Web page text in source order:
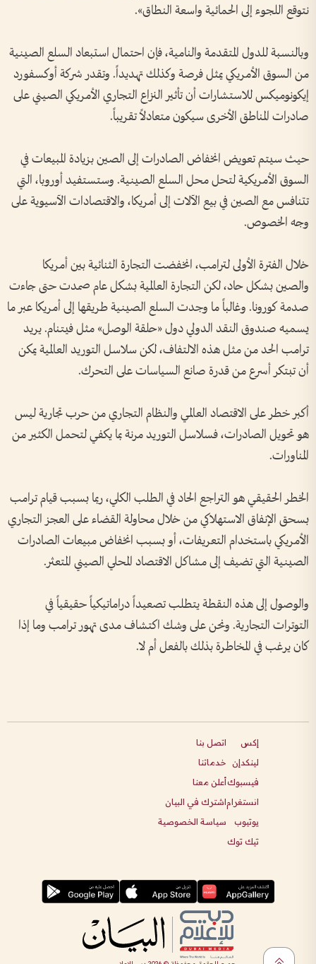
نتوقع اللجوء إلى الحمائية واسعة النطاق».
وبالنسبة للدول المتقدمة والنامية، فإن احتمال استبعاد السلع الصينية
من السوق الأمريكي يمثل فرصة وكذلك تهديداً. وتقدر شركة أوكسفورد
إيكونوميكس للاستشارات أن تأثير النزاع التجاري الأمريكي الصيني على
صادرات المناطق الأخرى سيكون متعادلاً تقريباً.
حيث سيتم تعويض انخفاض الصادرات إلى الصين بزيادة المبيعات في
السوق الأمريكية لتحل محل السلع الصينية. وستستفيد أوروبا، التي
تتنافس مع الصين في بيع الآلات إلى أمريكا، والاقتصادات الآسيوية على
وجه الخصوص.
خلال الفترة الأولى لترامب، انخفضت التجارة الثنائية بين أمريكا
والصين بشكل حاد، لكن التجارة العالمية بشكل عام صمدت حتى جاءت
صدمة كورونا. وغالباً ما وجدت السلع الصينية طريقها إلى أمريكا عبر ما
يسميه صندوق النقد الدولي دول «حلقة الوصل» مثل فيتنام. يريد
ترامب الحد من مثل هذه الالتفاف، لكن سلاسل التوريد العالمية يمكن
أن تبتكر أسرع من قدرة صانع السياسات على التحرك.
أكبر خطر على الاقتصاد العالمي والنظام التجاري من حرب تجارية ليس
هو تحويل الصادرات، فسلاسل التوريد مرنة بما يكفي لتحمل الكثير من
المناورات.
الخطر الحقيقي هو التراجع الحاد في الطلب الكلي، ربما بسبب قيام ترامب
بسحق الإنفاق الاستهلاكي من خلال محاولة القضاء على العجز التجاري
الأمريكي باستخدام التعريفات، أو بسبب انخفاض مبيعات الصادرات
الصينية التي تضيف إلى مشاكل الاقتصاد المحلي الصيني المتعثر.
والوصول إلى هذه النقطة يتطلب تصعيداً دراماتيكياً حقيقياً في
التوترات التجارية. ونحن على وشك اكتشاف مدى تهور ترامب وما إذا
كان يرغب في المخاطرة بذلك بالفعل أم لا.
إكس
لينكدإن
فيسبوك
انستغرام
يوتيوب
تيك توك
اتصل بنا
خدماتنا
أعلن معنا
اشترك في البيان
سياسة الخصوصية